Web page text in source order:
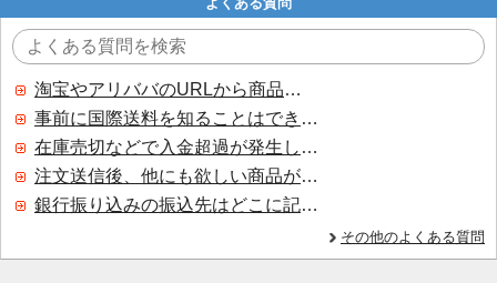
淘宝やアリババのURLから商品を探すことはできますか？
事前に国際送料を知ることはできますか？
在庫売切などで入金超過が発生した場合はいつ返金されますか？
注文送信後、他にも欲しい商品が見つかった場合、追加注文できますか？
銀行振り込みの振込先はどこに記載されていますか？
その他のよくある質問